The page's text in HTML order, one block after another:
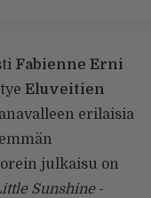
Fabienne Erni
Eluveitien
erilaisia
julkaisu on
Sunshine-